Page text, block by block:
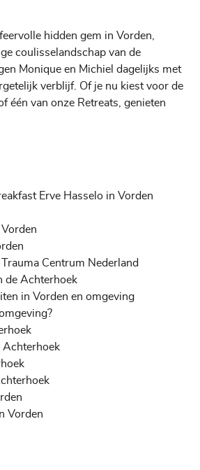
hidden gem in Vorden,
coulisselandschap van de
Monique en Michiel dagelijks met
verblijf. Of je nu kiest voor de
één van onze Retreats, genieten
Erve Hasselo in Vorden
Centrum Nederland
de Achterhoek
in Vorden en omgeving
Achterhoek
Vorden